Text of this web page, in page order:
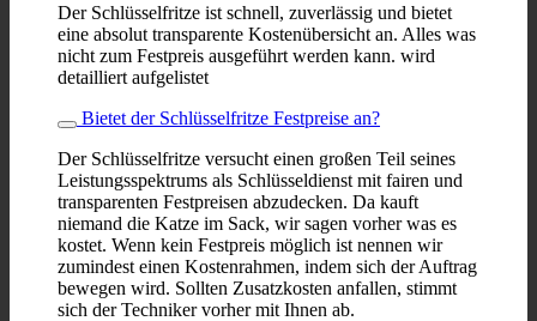
Der Schlüsselfritze ist schnell, zuverlässig und bietet
eine absolut transparente Kostenübersicht an. Alles was
nicht zum Festpreis ausgeführt werden kann. wird
detailliert aufgelistet
Bietet der Schlüsselfritze Festpreise an?
Der Schlüsselfritze versucht einen großen Teil seines
Leistungsspektrums als Schlüsseldienst mit fairen und
transparenten Festpreisen abzudecken. Da kauft
niemand die Katze im Sack, wir sagen vorher was es
kostet. Wenn kein Festpreis möglich ist nennen wir
zumindest einen Kostenrahmen, indem sich der Auftrag
bewegen wird. Sollten Zusatzkosten anfallen, stimmt
sich der Techniker vorher mit Ihnen ab.